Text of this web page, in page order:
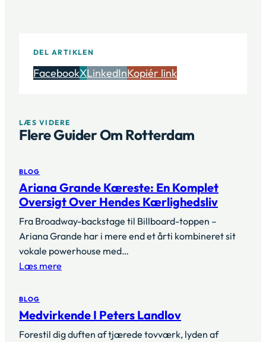
DEL ARTIKLEN
FacebookXLinkedInKopiér link
LÆS VIDERE
Flere Guider Om Rotterdam
BLOG
Ariana Grande Kæreste: En Komplet
Oversigt Over Hendes Kærlighedsliv
Fra Broadway-backstage til Billboard-toppen –
Ariana Grande har i mere end et årti kombineret sit
vokale powerhouse med…
Læs mere
BLOG
Medvirkende I Peters Landlov
Forestil dig duften af tjærede tovværk, lyden af